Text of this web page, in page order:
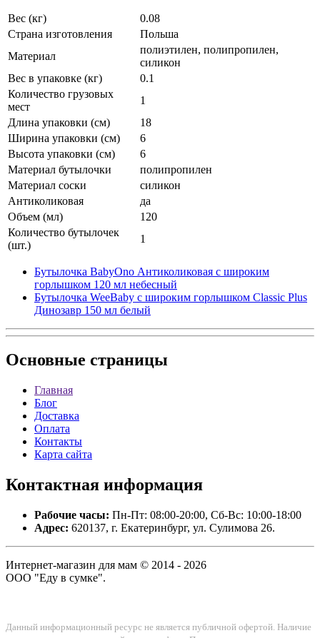
Вес (кг)
0.08
Страна изготовления
Польша
Материал
полиэтилен, полипропилен,
силикон
Вес в упаковке (кг)
0.1
Количество грузовых
мест
1
Длина упаковки (см)
18
Ширина упаковки (см)
6
Высота упаковки (см)
6
Материал бутылочки
полипропилен
Материал соски
силикон
Антиколиковая
да
Объем (мл)
120
Количество бутылочек
(шт.)
1
Бутылочка BabyOno Антиколиковая c широким
горлышком 120 мл небесный
Бутылочка WeeBaby с широким горлышком Classic Plus
Динозавр 150 мл белый
Основные страницы
Главная
Блог
Доставка
Оплата
Контакты
Карта сайта
Контактная информация
Рабочие часы: Пн-Пт: 08:00-20:00, Сб-Вс: 10:00-18:00
Адрес: 620137, г. Екатеринбург, ул. Сулимова 26.
Интернет-магазин для мам © 2014 - 2026
ООО "Еду в сумке".
Данный информационный ресурс не является публичной офертой. Наличие